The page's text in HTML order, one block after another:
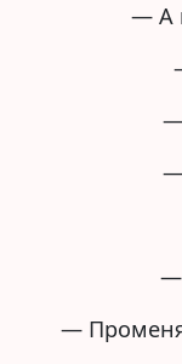
— А
—
—
—
—